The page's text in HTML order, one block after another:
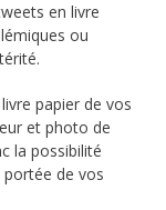
en livre
ou
papier de vos
et photo de
la possibilité
portée de vos